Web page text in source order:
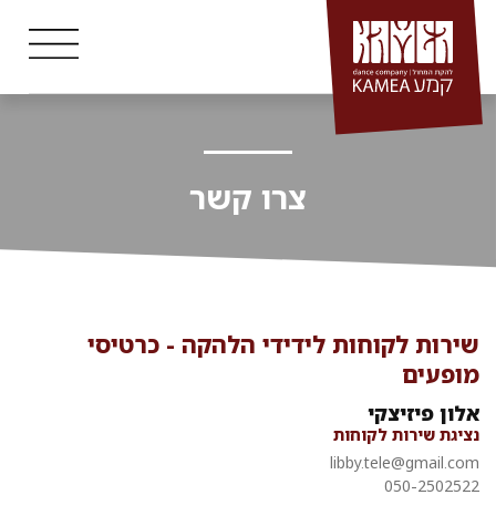
Skip
content
צרו קשר
שירות לקוחות לידידי הלהקה - כרטיסי
מופעים
אלון פיזיצקי
נציגת שירות לקוחות
libby.tele@gmail.com
050-2502522